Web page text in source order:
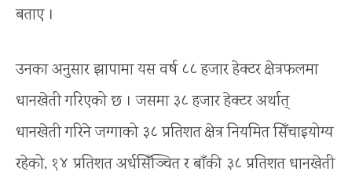
बताए ।
उनका अनुसार झापामा यस वर्ष ८८ हजार हेक्टर क्षेत्रफलमा
धानखेती गरिएको छ । जसमा ३८ हजार हेक्टर अर्थात्
धानखेती गरिने जग्गाको ३८ प्रतिशत क्षेत्र नियमित सिँचाइयोग्य
रहेको, १४ प्रतिशत अर्धसिँञ्चित र बाँकी ३८ प्रतिशत धानखेती